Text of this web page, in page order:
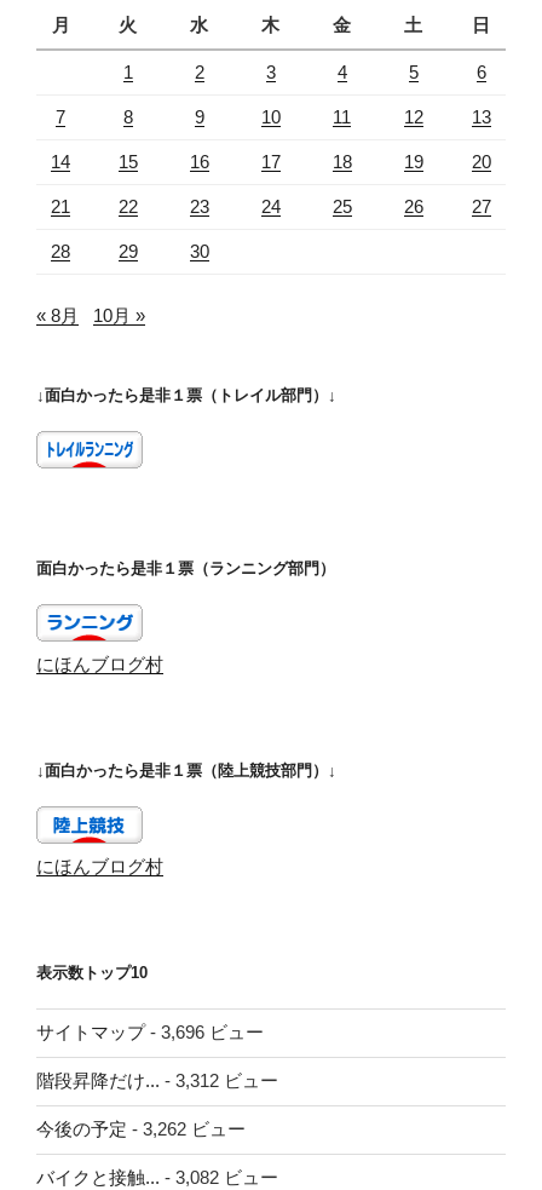
月
火 水 木 金 土 日
1 2 3 4 5 6
7 8 9 10 11 12 13
14 15 16 17 18 19 20
21 22 23 24 25 26 27
28 29 30
« 8月 10月 »
↓面白かったら是非１票（トレイル部門）↓
面白かったら是非１票（ランニング部門）
にほんブログ村
↓面白かったら是非１票（陸上競技部門）↓
にほんブログ村
表示数トップ10
サイトマップ- 3,696 ビュー
階段昇降だけ... - 3,312 ビュー
今後の予定 - 3,262 ビュー
バイクと接触... - 3,082 ビュー